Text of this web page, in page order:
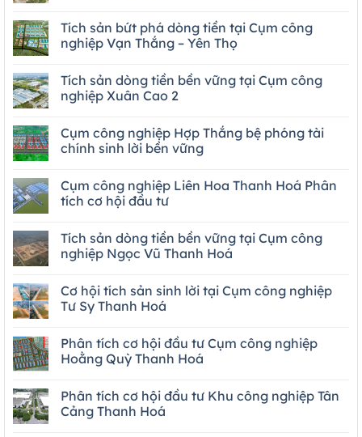
Tích sản bứt phá dòng tiền tại Cụm công
nghiệp Vạn Thắng – Yên Thọ
Tích sản dòng tiền bền vững tại Cụm công
nghiệp Xuân Cao 2
Cụm công nghiệp Hợp Thắng bệ phóng tài
chính sinh lời bền vững
Cụm công nghiệp Liên Hoa Thanh Hoá Phân
tích cơ hội đầu tư
Tích sản dòng tiền bền vững tại Cụm công
nghiệp Ngọc Vũ Thanh Hoá
Cơ hội tích sản sinh lời tại Cụm công nghiệp
Tư Sy Thanh Hoá
Phân tích cơ hội đầu tư Cụm công nghiệp
Hoằng Quỳ Thanh Hoá
Phân tích cơ hội đầu tư Khu công nghiệp Tân
Cảng Thanh Hoá